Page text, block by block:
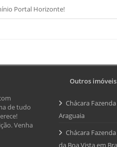
Portal Horizonte!
de tudo
Venha
Outros imóveis
Chácara
Araguaia
Chácara